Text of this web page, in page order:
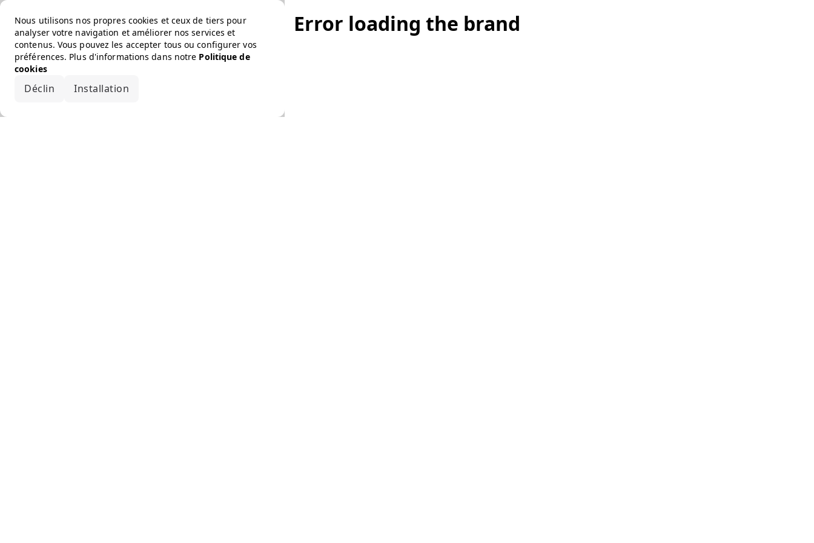
Nous utilisons nos propres cookies et ceux de tiers pour
analyser votre navigation et améliorer nos services et
contenus. Vous pouvez les accepter tous ou configurer vos
préférences. Plus d'informations dans notre Politique de
cookies
Déclin Installation
Error loading the brand